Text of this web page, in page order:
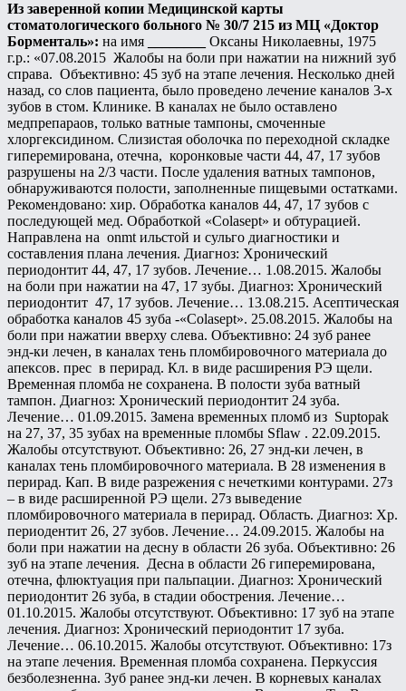
Из заверенной копии Медицинской карты
стоматологического больного № 30/7 215 из МЦ «Доктор
Борменталь»: на имя
Оксаны Николаевны, 1975
г.р.: «07.08.2015 Жалобы на боли при нажатии на нижний зуб
справа. Объективно: 45 зуб на этапе лечения. Несколько дней
назад, со слов пациента, было проведено лечение каналов 3-х
зубов в стом. Клинике. В каналах не было оставлено
медпрепараов, только ватные тампоны, смоченные
хлоргексидином. Слизистая оболочка по переходной складке
гиперемирована, отечна, коронковые части 44, 47, 17 зубов
разрушены на 2/3 части. После удаления ватных тампонов,
обнаруживаются полости, заполненные пищевыми остатками.
Рекомендовано: хир. Обработка каналов 44, 47, 17 зубов с
последующей мед. Обработкой «Colasept» и обтурацией.
Направлена на onmt ильстой и сульго диагностики и
составления плана лечения. Диагноз: Хронический
периодонтит 44, 47, 17 зубов. Лечение… 1.08.2015. Жалобы
на боли при нажатии на 47, 17 зубы. Диагноз: Хронический
периодонтит 47, 17 зубов. Лечение… 13.08.215. Асептическая
обработка каналов 45 зуба -«Colasept». 25.08.2015. Жалобы на
боли при нажатии вверху слева. Объективно: 24 зуб ранее
энд-ки лечен, в каналах тень пломбировочного материала до
апексов. прес в перирад. Кл. в виде расширения РЭ щели.
Временная пломба не сохранена. В полости зуба ватный
тампон. Диагноз: Хронический периодонтит 24 зуба.
Лечение… 01.09.2015. Замена временных пломб из Suptopak
на 27, 37, 35 зубах на временные пломбы Sflaw . 22.09.2015.
Жалобы отсутствуют. Объективно: 26, 27 энд-ки лечен, в
каналах тень пломбировочного материала. В 28 изменения в
перирад. Кап. В виде разрежения с нечеткими контурами. 27з
– в виде расширенной РЭ щели. 27з выведение
пломбировочного материала в перирад. Область. Диагноз: Хр.
периодентит 26, 27 зубов. Лечение… 24.09.2015. Жалобы на
боли при нажатии на десну в области 26 зуба. Объективно: 26
зуб на этапе лечения. Десна в области 26 гиперемирована,
отечна, флюктуация при пальпации. Диагноз: Хронический
периодонтит 26 зуба, в стадии обострения. Лечение…
01.10.2015. Жалобы отсутствуют. Объективно: 17 зуб на этапе
лечения. Диагноз: Хронический периодонтит 17 зуба.
Лечение… 06.10.2015. Жалобы отсутствуют. Объективно: 17з
на этапе лечения. Временная пломба сохранена. Перкуссия
безболезненна. Зуб ранее энд-ки лечен. В корневых каналах